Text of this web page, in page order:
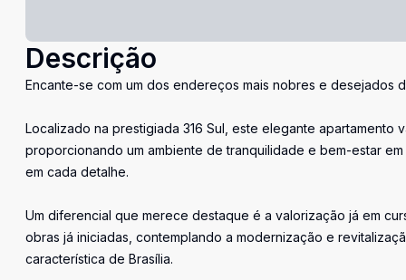
Descrição
Encante-se com um dos endereços mais nobres e desejados
Localizado na prestigiada 316 Sul, este elegante
proporcionando um ambiente de tranquilidade e bem-estar
em cada detalhe.
Um diferencial que merece destaque é a valorização já em
obras já iniciadas, contemplando a modernização e
característica de Brasília.